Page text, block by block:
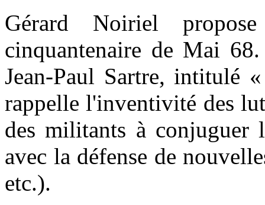
Gérard Noiriel
cinquantenaire de Mai
Jean-Paul Sartre, intitulé
rappelle l'inventivité des
des militants à conjuguer
avec la défense de
etc.).